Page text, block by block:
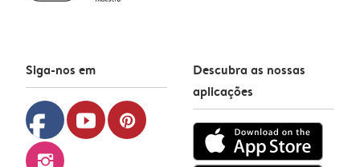
Siga-nos em
facebook youtube pinterest
instagram
Descubra as nossas
aplicações